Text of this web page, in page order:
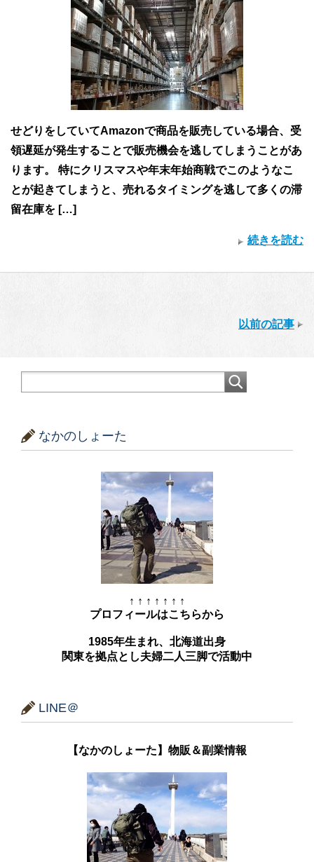
せどりをしていてAmazonで商品を販売している場合、受
領遅延が発生することで販売機会を逃してしまうことがあ
ります。 特にクリスマスや年末年始商戦でこのようなこ
とが起きてしまうと、売れるタイミングを逃して多くの滞
留在庫を […]
続きを読む
以前の記事
なかのしょーた
↑ ↑ ↑ ↑ ↑ ↑ ↑
プロフィールはこちらから
1985年生まれ、北海道出身
関東を拠点とし夫婦二人三脚で活動中
LINE＠
【なかのしょーた】物販＆副業情報